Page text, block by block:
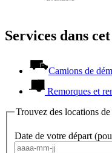
Services dans
Camions de
Remorques et
Trouvez des locations
Date de votre départ